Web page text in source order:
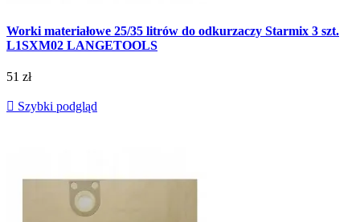
Worki materiałowe 25/35 litrów do odkurzaczy Starmix 3 szt.
L1SXM02 LANGETOOLS
51 zł
 Szybki podgląd